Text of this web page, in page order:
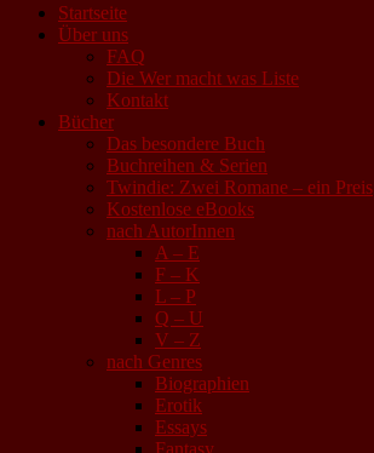
Startseite
Über uns
FAQ
Die Wer macht was Liste
Kontakt
Bücher
Das besondere Buch
Buchreihen & Serien
Twindie: Zwei Romane – ein Preis
Kostenlose eBooks
nach AutorInnen
A – E
F – K
L – P
Q – U
V – Z
nach Genres
Biographien
Erotik
Essays
Fantasy